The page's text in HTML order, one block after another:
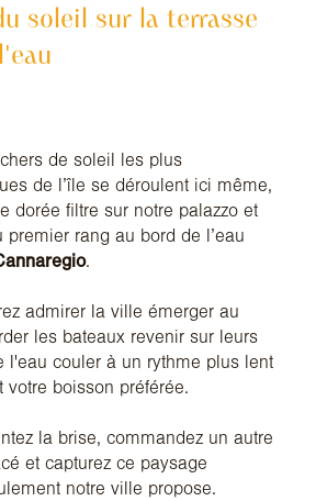
soleil sur la terrasse
de soleil les plus
de l’île se déroulent ici même,
dorée filtre sur notre palazzo et
rang au bord de l’eau
.
admirer la ville émerger au
les bateaux revenir sur leurs
l'eau couler à un rythme plus lent
votre boisson préférée.
la brise, commandez un autre
et capturez ce paysage
notre ville propose.